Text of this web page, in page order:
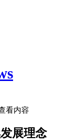
看内容
展理念